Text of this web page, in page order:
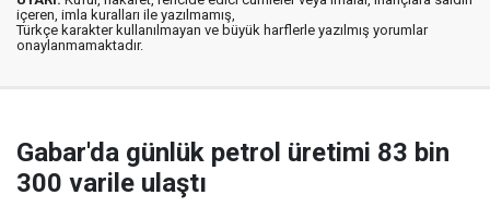
içeren, imla kuralları ile yazılmamış,
Türkçe karakter kullanılmayan ve büyük harflerle yazılmış yorumlar
onaylanmamaktadır.
Gabar'da günlük petrol üretimi 83 bin
300 varile ulaştı